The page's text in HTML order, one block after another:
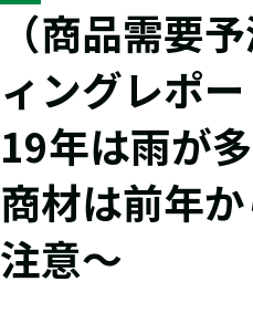
（商品需要
ィングレポ
19年は雨が
商材は前年
注意〜